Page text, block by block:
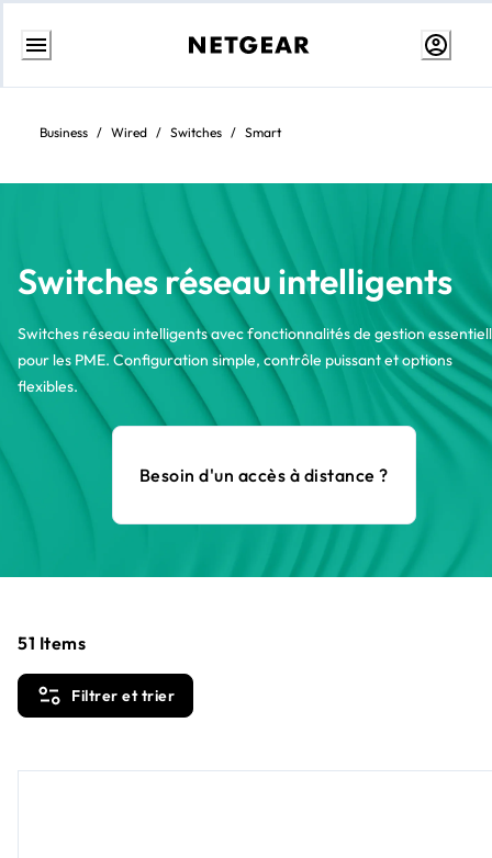
Aller
contenuBusiness / Wired / Switches / Smart
Switches réseau intelligents
Switches réseau intelligents avec fonctionnalités de gestion
pour les PME. Configuration simple, contrôle puissant et options
flexibles.
Besoin d'un accès à distance ?
Filtrer et trier
51 Items